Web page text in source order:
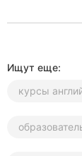
Ищут еще:
курсы